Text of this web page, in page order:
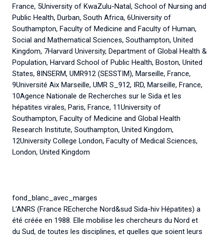
France, 5University of KwaZulu-Natal, School of Nursing and
Public Health, Durban, South Africa, 6University of
Southampton, Faculty of Medicine and Faculty of Human,
Social and Mathematical Sciences, Southampton, United
Kingdom, 7Harvard University, Department of Global Health &
Population, Harvard School of Public Health, Boston, United
States, 8INSERM, UMR912 (SESSTIM), Marseille, France,
9Université Aix Marseille, UMR S_912, IRD, Marseille, France,
10Agence Nationale de Recherches sur le Sida et les
hépatites virales, Paris, France, 11University of
Southampton, Faculty of Medicine and Global Health
Research Institute, Southampton, United Kingdom,
12University College London, Faculty of Medical Sciences,
London, United Kingdom
fond_blanc_avec_marges
L’ANRS (France REcherche Nord&sud Sida-hiv Hépatites) a
été créée en 1988. Elle mobilise les chercheurs du Nord et
du Sud, de toutes les disciplines, et quelles que soient leurs